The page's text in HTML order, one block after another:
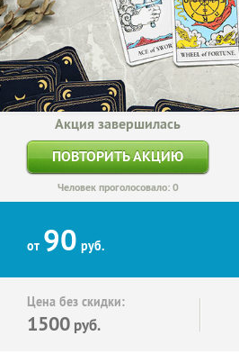
Акция завершилась
ПОВТОРИТЬ АКЦИЮ
Человек проголосовало: 0
от 90 руб.
Цена без скидки:
1500 руб.